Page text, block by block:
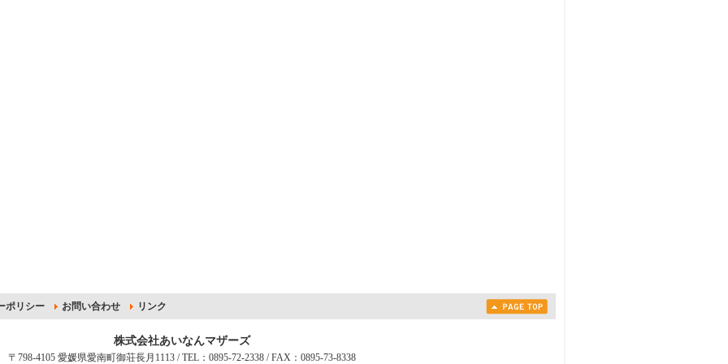
ポリシー お問い合わせ リンク
株式会社あいなんマザーズ
〒798-4105 愛媛県愛南町御荘長月1113 / TEL：0895-72-2338 / FAX：0895-73-8338